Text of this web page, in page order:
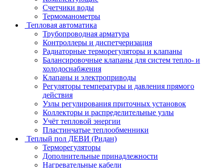
Счетчики воды
Термоманометры
Тепловая автоматика
Трубопроводная арматура
Контроллеры и диспетчеризация
Радиаторные терморегуляторы и клапаны
Балансировочные клапаны для систем тепло- и
холодоснабжения
Клапаны и электроприводы
Регуляторы температуры и давления прямого
действия
Узлы регулирования приточных установок
Коллекторы и распределительные узлы
Учёт тепловой энергии
Пластинчатые теплообменники
Теплый пол ДЕВИ (Ридан)
Терморегуляторы
Дополнительные принадлежности
Нагревательные кабели